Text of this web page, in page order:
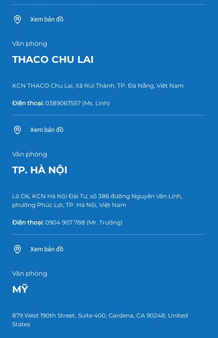
Xem bản đồ
Văn phòng
THACO CHU LAI
KCN THACO Chu Lai, Xã Núi Thành, TP. Đà Nẵng, Việt Nam
Điện thoại: 0389067557 (Ms. Linh)
Xem bản đồ
Văn phòng
TP. HÀ NỘI
Lô D6, KCN Hà Nội Đài Tư, số 386 đường Nguyễn Văn Linh,
phường Phúc Lợi, TP. Hà Nội, Việt Nam
Điện thoại: 0904 907 788 (Mr. Trường)
Xem bản đồ
Văn phòng
MỸ
879 West 190th Street, Suite 400, Gardena, CA 90248, United
States